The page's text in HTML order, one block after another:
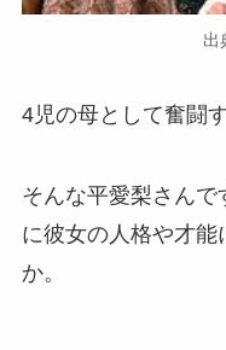
出
4児の母として奮闘
そんな平愛梨さんで
に彼女の人格や才能
か。